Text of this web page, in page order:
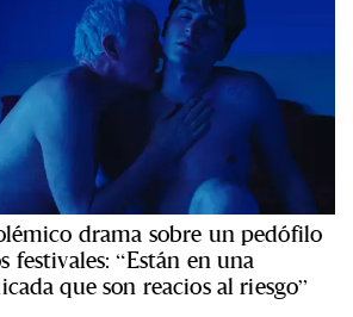
drama sobre un pedófilo
festivales: “Están en una
que son reacios al riesgo”